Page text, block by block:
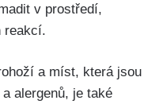
v prostředí,
reakcí.
a míst, která jsou
alergenů, ⁢je také